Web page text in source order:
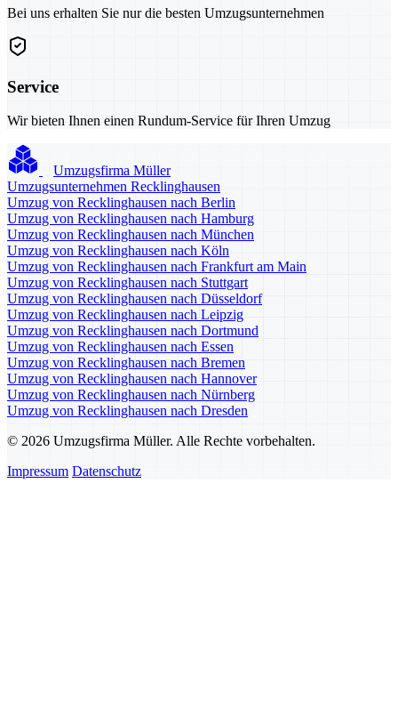
Bei uns erhalten Sie nur die besten Umzugsunternehmen
Service
Wir bieten Ihnen einen Rundum-Service für Ihren Umzug
Umzugsfirma Müller
Umzugsunternehmen Recklinghausen
Umzug von Recklinghausen nach Berlin
Umzug von Recklinghausen nach Hamburg
Umzug von Recklinghausen nach München
Umzug von Recklinghausen nach Köln
Umzug von Recklinghausen nach Frankfurt am Main
Umzug von Recklinghausen nach Stuttgart
Umzug von Recklinghausen nach Düsseldorf
Umzug von Recklinghausen nach Leipzig
Umzug von Recklinghausen nach Dortmund
Umzug von Recklinghausen nach Essen
Umzug von Recklinghausen nach Bremen
Umzug von Recklinghausen nach Hannover
Umzug von Recklinghausen nach Nürnberg
Umzug von Recklinghausen nach Dresden
© 2026 Umzugsfirma Müller. Alle Rechte vorbehalten.
Impressum Datenschutz